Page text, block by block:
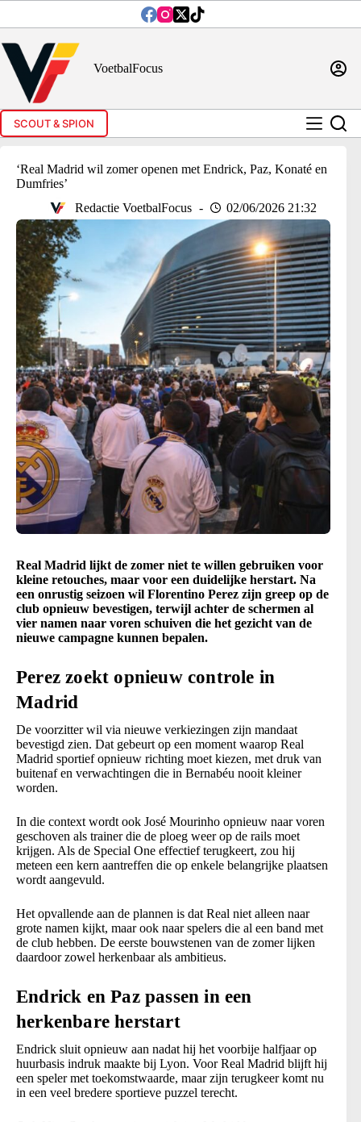
inhoud
VoetbalFocus
SCOUT & SPION
‘Real Madrid wil zomer openen met Endrick, Paz, Konaté en
Dumfries’
Redactie VoetbalFocus
02/06/2026 21:32
Real Madrid lijkt de zomer niet te willen gebruiken voor
kleine retouches, maar voor een duidelijke herstart. Na
een onrustig seizoen wil Florentino Perez zijn greep op de
club opnieuw bevestigen, terwijl achter de schermen al
vier namen naar voren schuiven die het gezicht van de
nieuwe campagne kunnen bepalen.
Perez zoekt opnieuw controle in
Madrid
De voorzitter wil via nieuwe verkiezingen zijn mandaat
bevestigd zien. Dat gebeurt op een moment waarop Real
Madrid sportief opnieuw richting moet kiezen, met druk van
buitenaf en verwachtingen die in Bernabéu nooit kleiner
worden.
In die context wordt ook José Mourinho opnieuw naar voren
geschoven als trainer die de ploeg weer op de rails moet
krijgen. Als de Special One effectief terugkeert, zou hij
meteen een kern aantreffen die op enkele belangrijke plaatsen
wordt aangevuld.
Het opvallende aan de plannen is dat Real niet alleen naar
grote namen kijkt, maar ook naar spelers die al een band met
de club hebben. De eerste bouwstenen van de zomer lijken
daardoor zowel herkenbaar als ambitieus.
Endrick en Paz passen in een
herkenbare herstart
Endrick sluit opnieuw aan nadat hij het voorbije halfjaar op
huurbasis indruk maakte bij Lyon. Voor Real Madrid blijft hij
een speler met toekomstwaarde, maar zijn terugkeer komt nu
in een veel bredere sportieve puzzel terecht.